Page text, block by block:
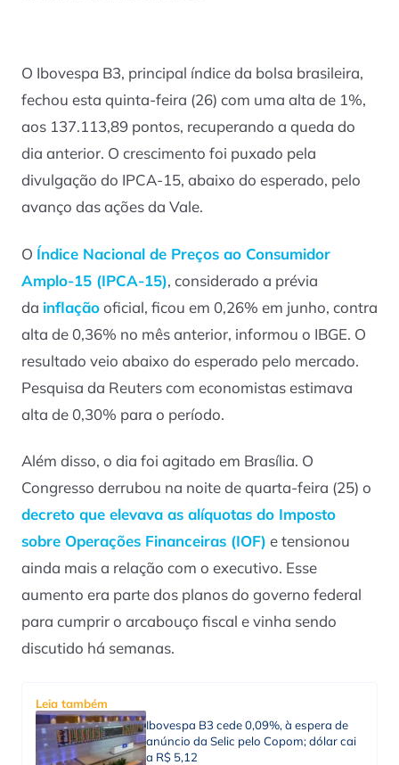
O Ibovespa B3, principal índice da bolsa brasileira,
fechou esta quinta-feira (26) com uma alta de 1%,
aos 137.113,89 pontos, recuperando a queda do
dia anterior. O crescimento foi puxado pela
divulgação do IPCA-15, abaixo do esperado, pelo
avanço das ações da Vale.
O Índice Nacional de Preços ao Consumidor
Amplo-15 (IPCA-15), considerado a prévia
da inflaçãooficial, ficou em 0,26% em junho, contra
alta de 0,36% no mês anterior, informou o IBGE. O
resultado veio abaixo do esperado pelo mercado.
Pesquisa da Reuters com economistas estimava
alta de 0,30% para o período.
Além disso, o dia foi agitado em Brasília. O
Congresso derrubou na noite de quarta-feira (25) o
decreto que elevava as alíquotas do Imposto
sobre Operações Financeiras (IOF) e tensionou
ainda mais a relação com o executivo. Esse
aumento era parte dos planos do governo federal
para cumprir o arcabouço fiscal e vinha sendo
discutido há semanas.
Leia também
Ibovespa B3 cede 0,09%, à espera de
anúncio da Selic pelo Copom; dólar cai
a R$ 5,12